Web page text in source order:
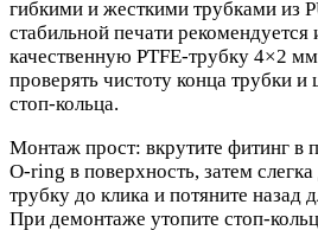
гибкими и жесткими трубками из
стабильной печати рекомендуется
качественную PTFE‑трубку 4×2
проверять чистоту конца трубки и
стоп‑кольца.
Монтаж прост: вкрутите фитинг в
O‑ring в поверхность, затем слегка
трубку до клика и потяните назад
При демонтаже утопите